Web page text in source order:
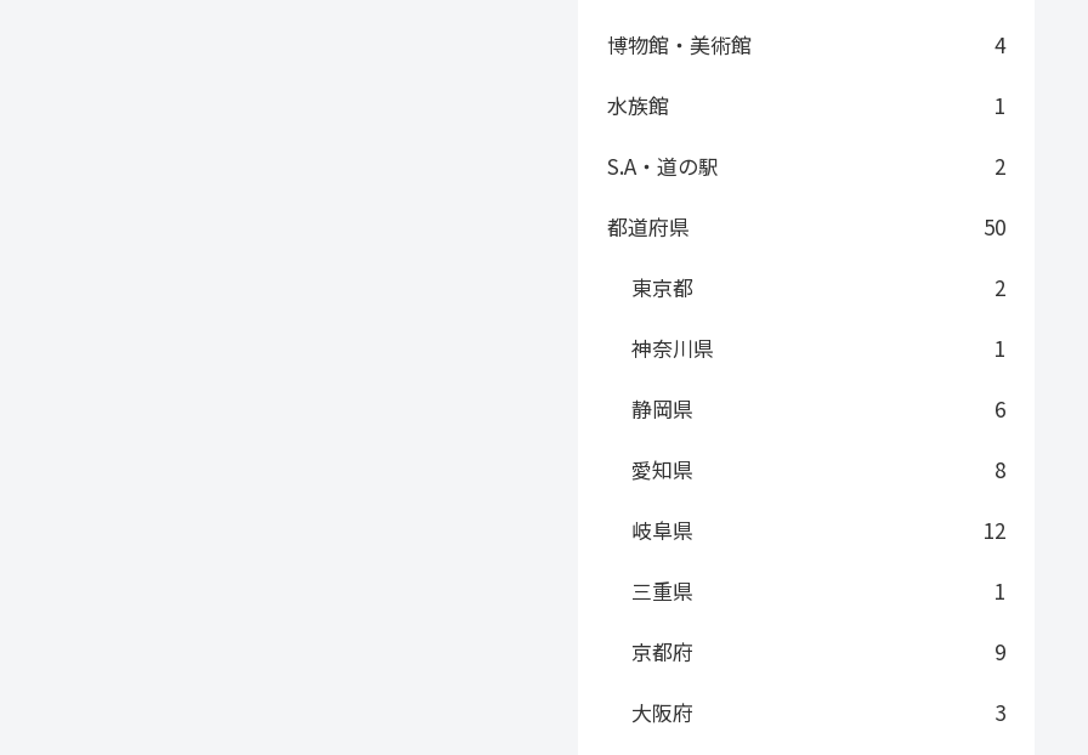
博物館・美術館
4
水族館
1
S.A・道の駅
2
都道府県
50
東京都
2
神奈川県
1
静岡県
6
愛知県
8
岐阜県
12
三重県
1
京都府
9
大阪府
3